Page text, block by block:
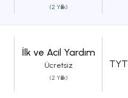
(2 Yıllık)
İlk ve Acil Yardım
Ücretsiz
(2 Yıllık)
TYT